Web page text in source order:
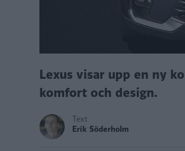
Lexus visar upp en ny
komfort och design.
Text
Erik Söderholm